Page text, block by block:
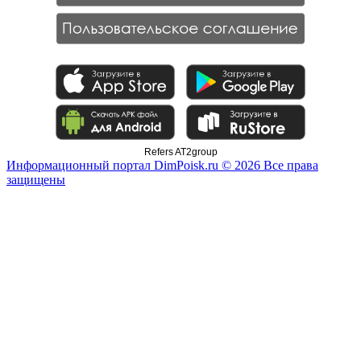
Refers AT2group
Информационный портал DimPoisk.ru © 2026 Все права
защищены